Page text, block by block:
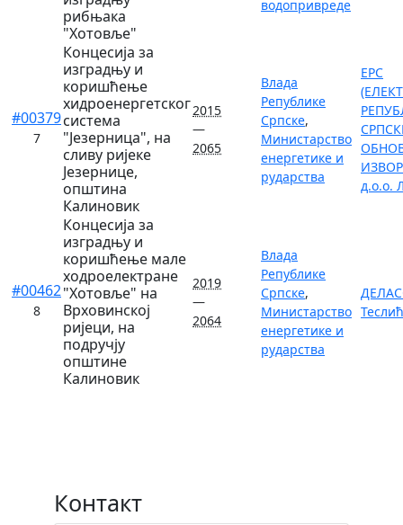
рибњака
"Хотовље"
водопривреде
#00379
7
Концесија за
изградњу и
коришћење
хидроенергетског
система
"Језерница", на
сливу ријеке
Језернице,
општина
Калиновик
2015
—
2065
Влада
Републике
Српске,
Министарство
енергетике и
рударства
ЕРС
д.о.о.
#00462
8
Концесија за
изградњу и
коришћење мале
ходроелектране
"Хотовље" на
Врховинској
ријеци, на
подручју
општине
Калиновик
2019
—
2064
Влада
Републике
Српске,
Министарство
енергетике и
рударства
Теслић
Контакт